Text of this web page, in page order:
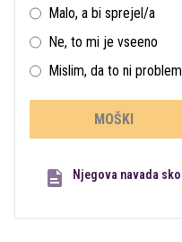
Malo, a bi sprejel/a
Ne, to mi je vseeno
Mislim, da to ni
MOŠKI
Njegova navada